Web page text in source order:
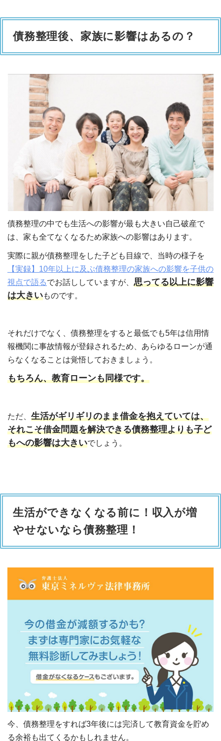
債務整理後、家族に影響はあるの？
債務整理の中でも生活への影響が最も大きい自己破産で
は、家も全てなくなるため家族への影響はあります。
実際に親が債務整理をした子ども目線で、当時の様子を
【実録】10年以上に及ぶ債務整理の家族への影響を子供の
視点で語るでお話ししていますが、 思ってる以上に影響
は大きいものです。
それだけでなく、債務整理をすると最低でも5年は信用情
報機関に事故情報が登録されるため、あらゆるローンが通
らなくなることは覚悟しておきましょう。
もちろん、教育ローンも同様です。
ただ、 生活がギリギリのまま借金を抱えていては、
それこそ借金問題を解決できる債務整理よりも子ど
もへの影響は大きいでしょう。
生活ができなくなる前に！収入が増
やせないなら債務整理！
今、債務整理をすれば3年後には完済して教育資金を貯め
る余裕も出てくるかもしれません。